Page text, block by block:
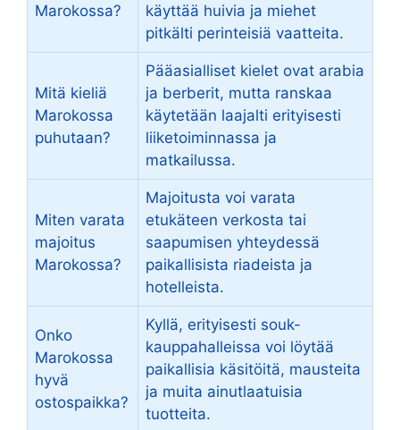
Marokossa?
käyttää huivia ja miehet
pitkälti perinteisiä vaatteita.
Mitä kieliä
Marokossa
puhutaan?
Pääasialliset kielet ovat arabia
ja berberit, mutta ranskaa
käytetään laajalti erityisesti
liiketoiminnassa ja
matkailussa.
Miten varata
majoitus
Marokossa?
Majoitusta voi varata
etukäteen verkosta tai
saapumisen yhteydessä
paikallisista riadeista ja
hotelleista.
Onko
Marokossa
hyvä
ostospaikka?
Kyllä, erityisesti souk-
kauppahalleissa voi löytää
paikallisia käsitöitä, mausteita
ja muita ainutlaatuisia
tuotteita.